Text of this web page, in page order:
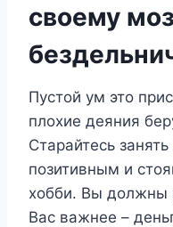
своему
Пустой ум это
плохие деяния
Старайтесь
позитивным и
хобби. Вы должны
Вас важнее –